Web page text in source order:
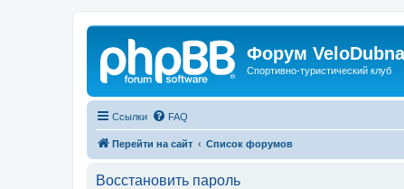
Форум
Спортивно-туристический клуб
Ссылки FAQ
Перейти на сайт Список форумов
Восстановить пароль